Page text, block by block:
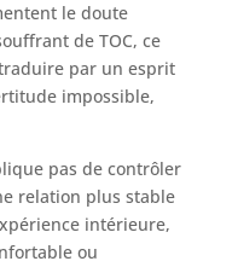
le doute
de TOC, ce
par un esprit
impossible,
pas de contrôler
relation plus stable
intérieure,
ou